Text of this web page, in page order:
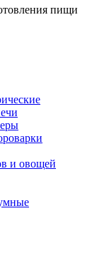
пищи
и овощей